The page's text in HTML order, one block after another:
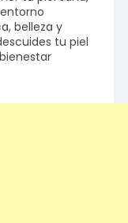
belleza y
tu piel